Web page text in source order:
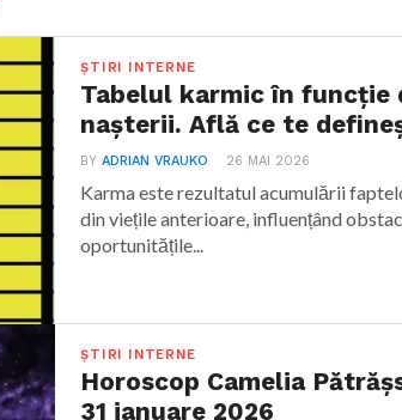
ȘTIRI INTERNE
Tabelul karmic în funcție
nașterii. Află ce te
BYADRIAN VRAUKO 26 MAI 2026
Karma este rezultatul acumulării
din viețile anterioare, influențând
oportunitățile...
ȘTIRI INTERNE
Horoscop Camelia
31 ianuare 2026